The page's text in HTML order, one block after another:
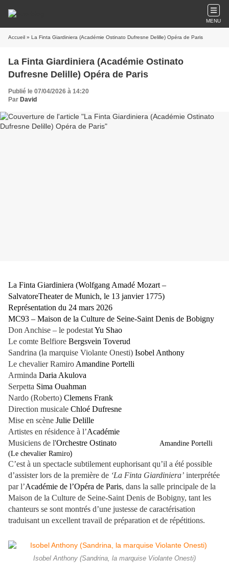
MENU
Accueil » La Finta Giardiniera (Académie Ostinato Dufresne Delille) Opéra de Paris
La Finta Giardiniera (Académie Ostinato
Dufresne Delille) Opéra de Paris
Publié le 07/04/2026 à 14:20
Par David
La Finta Giardiniera (Wolfgang Amadé Mozart –
SalvatoreTheater de Munich, le 13 janvier 1775)
Représentation du 24 mars 2026
MC93 – Maison de la Culture de Seine-Saint Denis de Bobigny
Don Anchise – le podestatYu Shao
Le comte Belfiore Bergsvein Toverud
Sandrina (la marquise Violante Onesti) Isobel Anthony
Le chevalier Ramiro Amandine Portelli
Arminda Daria Akulova
Serpetta Sima Ouahman
Nardo (Roberto) Clemens Frank
Direction musicale Chloé Dufresne
Mise en scène Julie Delille
Artistes en résidence à l’Académie
Musiciens de l'Orchestre Ostinato
Amandine Portelli
(Le chevalier Ramiro)
C’est à un spectacle subtilement euphorisant qu’il a été possible
d’assister lors de la première de ‘La Finta Giardiniera’ interprétée
par l’Académie de l’Opéra de Paris, dans la salle principale de la
Maison de la Culture de Seine-Saint Denis de Bobigny, tant les
chanteurs se sont montrés d’une justesse de caractérisation
traduisant un excellent travail de préparation et de répétitions.
Isobel Anthony (Sandrina, la marquise Violante Onesti)